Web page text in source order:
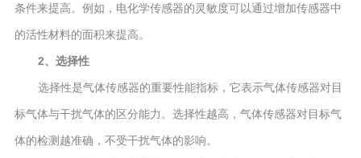
条件来提高。例如，电化学传感器的灵敏度可以通过增加传感器中
的活性材料的面积来提高。
2、选择性
选择性是气体传感器的重要性能指标，它表示气体传感器对目
标气体与干扰气体的区分能力。选择性越高，气体传感器对目标气
体的检测越准确，不受干扰气体的影响。